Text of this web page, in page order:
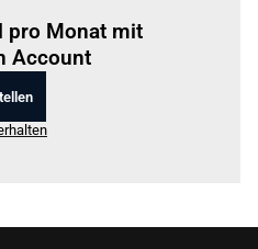
pro Monat mit
Account